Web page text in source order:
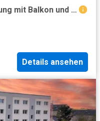
Sehr gepflegte 4 Raum Wohnung mit Balkon und Einbauküche
Details ansehen